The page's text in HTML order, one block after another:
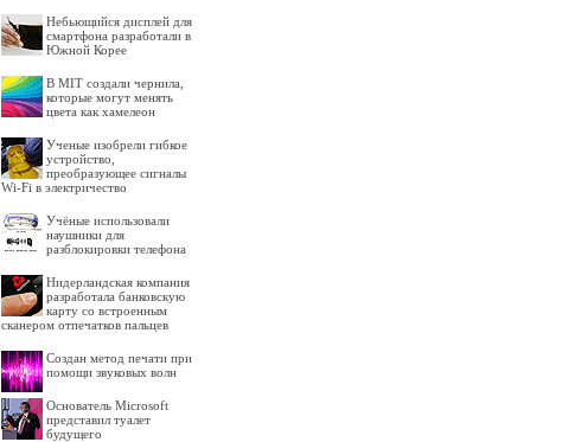
Небьющийся дисплей для
смартфона разработали в
Южной Корее
В MIT создали чернила,
которые могут менять
цвета как хамелеон
Ученые изобрели гибкое
устройство,
преобразующее сигналы
Wi-Fi в электричество
Учёные использовали
наушники для
разблокировки телефона
Нидерландская компания
разработала банковскую
карту со встроенным
сканером отпечатков пальцев
Создан метод печати при
помощи звуковых волн
Основатель Microsoft
представил туалет
будущего